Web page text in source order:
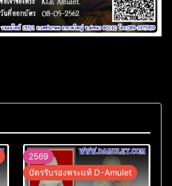
2569
บัตรรับรองพระแท้ D-Amulet